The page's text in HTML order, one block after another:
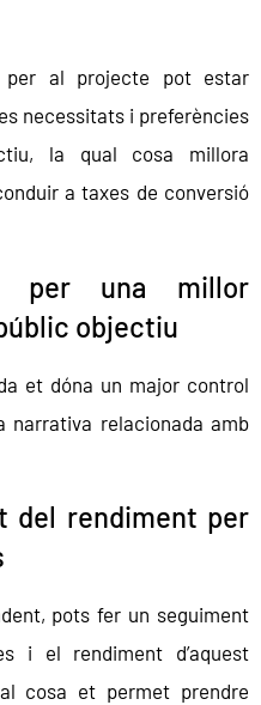
per al projecte pot estar
necessitats i preferències
la qual cosa millora
a taxes de conversió
per una millor
objectiu
et dóna un major control
relacionada amb
del rendiment per
pots fer un seguiment
i el rendiment d’aquest
cosa et permet prendre